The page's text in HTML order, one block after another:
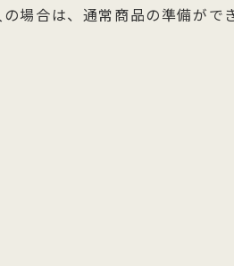
場合は、通常商品の準備がで